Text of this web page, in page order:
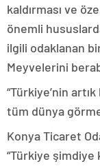
kaldırması ve
önemli
ilgili odaklanan
Meyvelerini
“Türkiye’nin
tüm dünya
Konya Ticaret
“Türkiye